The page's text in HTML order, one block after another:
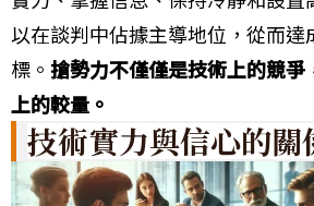
以在談判中佔據主導地位，從而達
標。 搶勢力不僅僅是技術上的競爭
上的較量。
技術實力與信心的關